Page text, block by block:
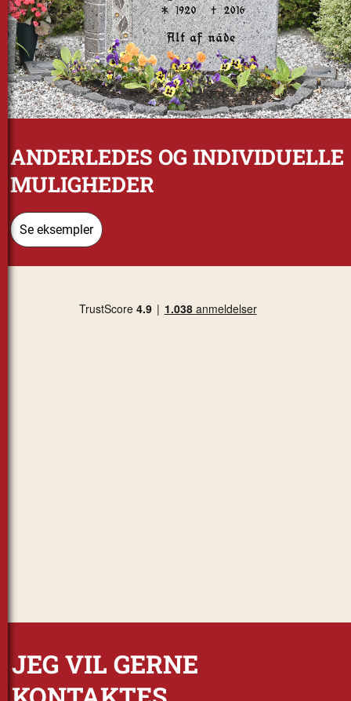
ANDERLEDES OG INDIVIDUELLE
MULIGHEDER
Se eksempler
JEG VIL GERNE